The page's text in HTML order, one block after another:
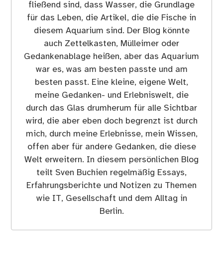
fließend sind, dass Wasser, die Grundlage
für das Leben, die Artikel, die die Fische in
diesem Aquarium sind. Der Blog könnte
auch Zettelkasten, Mülleimer oder
Gedankenablage heißen, aber das Aquarium
war es, was am besten passte und am
besten passt. Eine kleine, eigene Welt,
meine Gedanken- und Erlebniswelt, die
durch das Glas drumherum für alle Sichtbar
wird, die aber eben doch begrenzt ist durch
mich, durch meine Erlebnisse, mein Wissen,
offen aber für andere Gedanken, die diese
Welt erweitern. In diesem persönlichen Blog
teilt Sven Buchien regelmäßig Essays,
Erfahrungsberichte und Notizen zu Themen
wie IT, Gesellschaft und dem Alltag in
Berlin.